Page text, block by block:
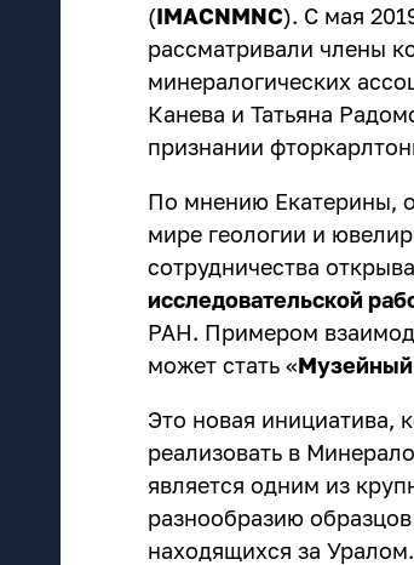
(IMACNMNC). С мая
рассматривали члены
минералогических
Канева и Татьяна
признании
По мнению Екатерины,
мире геологии и
сотрудничества
исследовательской
РАН. Примером
может стать «Музейный
Это новая инициатива,
реализовать в
является одним из
разнообразию
находящихся за